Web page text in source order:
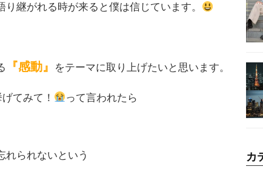
継がれる時が来ると僕は信じています。
『感動』 をテーマに取り上げたいと思います。
てみて！ って言われたら
れられないという カ